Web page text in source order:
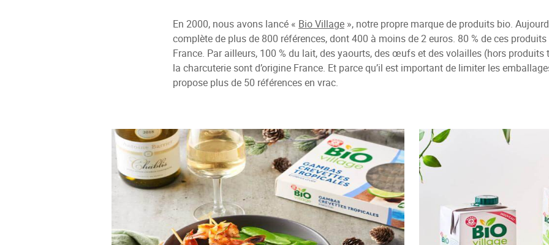
En 2000, nous avons lancé « Bio Village », notre propre marque de produits bio.
complète de plus de 800 références, dont 400 à moins de 2 euros. 80 % de ces
France. Par ailleurs, 100 % du lait, des yaourts, des œufs et des volailles (hors produits
la charcuterie sont d’origine France. Et parce qu’il est important de limiter les
propose plus de 50 références en vrac.